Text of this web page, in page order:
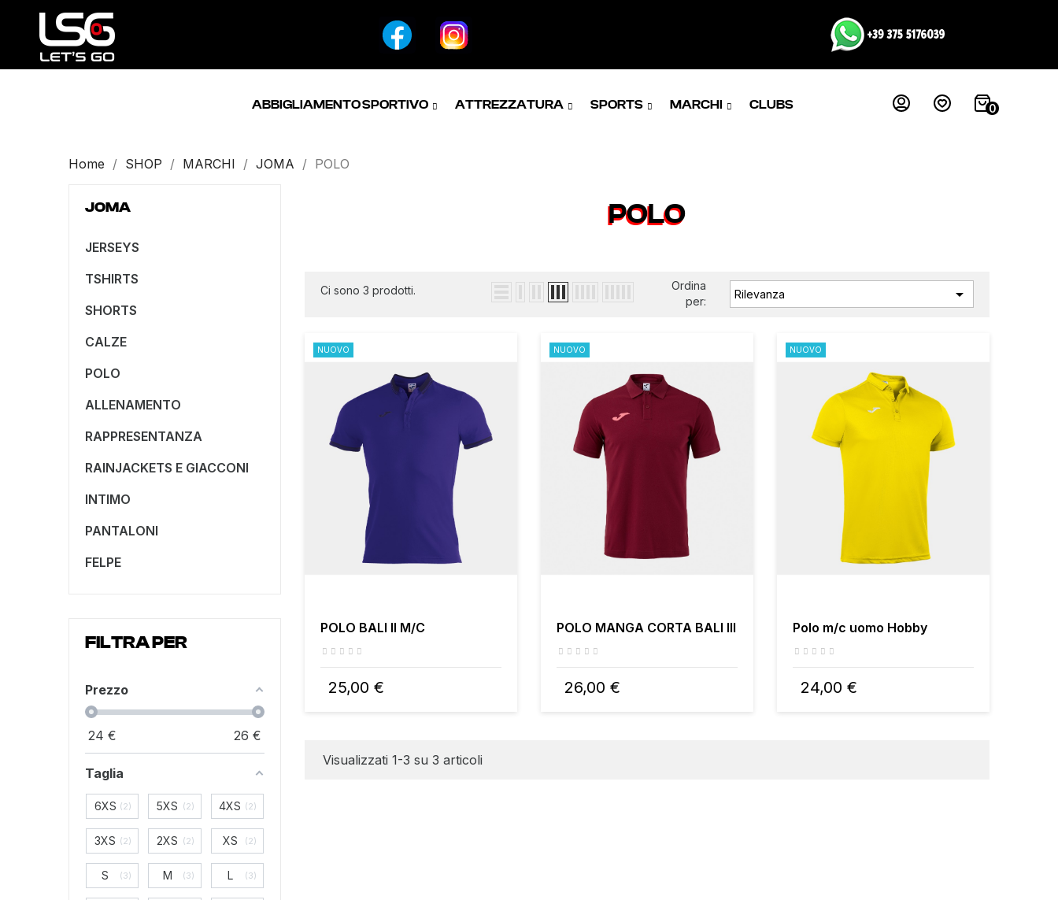
ABBIGLIAMENTO SPORTIVO ATTREZZATURA SPORTS MARCHI CLUBS 0
Home SHOP MARCHI JOMA POLO
JOMA
JERSEYS
TSHIRTS
SHORTS
CALZE
POLO
ALLENAMENTO
RAPPRESENTANZA
RAINJACKETS E GIACCONI
INTIMO
PANTALONI
FELPE
FILTRA PER
Prezzo
24 € 26 €
Taglia
6XS 2 5XS 2 4XS 2
3XS 2 2XS 2 XS 2
S 3 M 3 L 3
POLO
Ci sono 3 prodotti.
Ordina
per:
Rilevanza 
NUOVO
POLO BALI II M/C
25,00 €
NUOVO
POLO MANGA CORTA BALI III
26,00 €
NUOVO
Polo m/c uomo Hobby
24,00 €
Visualizzati 1-3 su 3 articoli